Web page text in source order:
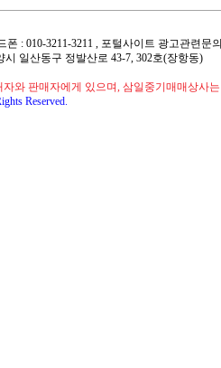
폰 : 010-3211-3211 , 포털사이트 광고관련문
시 일산동구 정발산로 43-7, 302호(장항동)
와 판매자에게 있으며, 삼일중기매매상사
Reserved.